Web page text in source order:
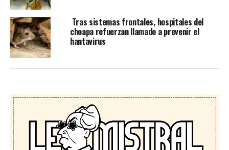
Tras sistemas frontales, hospitales del
choapa refuerzan llamado a prevenir el
hantavirus